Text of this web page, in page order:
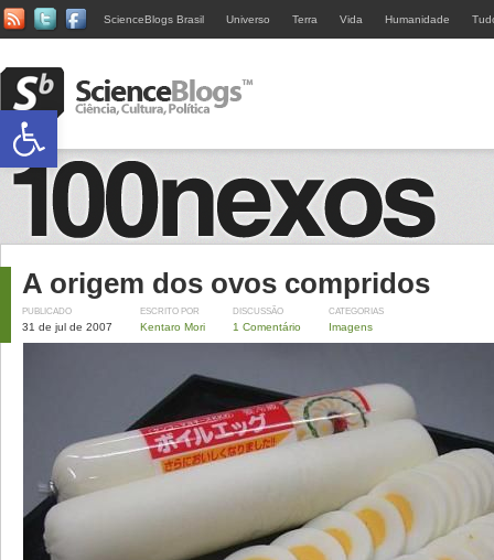
ScienceBlogs Brasil Universo Terra Vida Humanidade
A origem dos ovos compridos
PUBLICADO
31 de jul de 2007
ESCRITO POR
Kentaro Mori
DISCUSSÃO
1 Comentário
CATEGORIAS
Imagens
Abrir a barra de ferramentas